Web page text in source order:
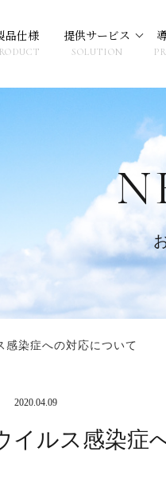
品仕様 提供サービス
SOLUTION
感染症への対応について
2020.04.09
イルス感染症